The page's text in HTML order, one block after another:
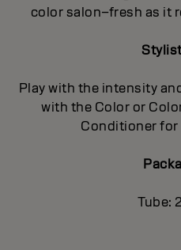
color salon–fresh as it
Play with the intensity
with the Color or
Conditioner for
Tube: